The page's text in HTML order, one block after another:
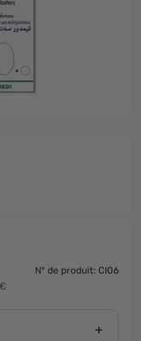
N° de produit: CI06
+